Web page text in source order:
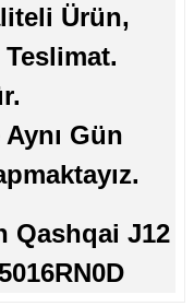
Ürün,
Teslimat.
Gün
Qashqai J12